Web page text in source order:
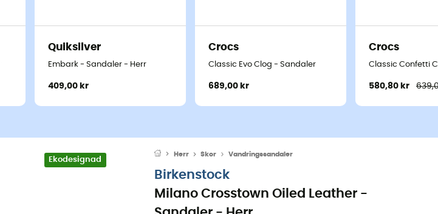
Quiksilver
Embark - Sandaler - Herr
409,00 kr
Crocs
Classic Evo Clog - Sandaler
689,00 kr
Crocs
Classic Confetti
580,80 kr
Ekodesignad
Herr Skor Vandringssandaler
Birkenstock
Milano Crosstown Oiled Leather -